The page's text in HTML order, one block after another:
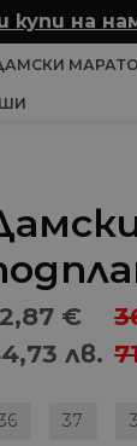
на
€
лв.
37